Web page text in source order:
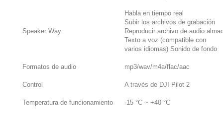
Speaker Way
Habla en tiempo real
Subir los archivos de grabación
Reproducir archivo de audio
Texto a voz (compatible con
varios idiomas) Sonido de fondo
Formatos de audio mp3/wav/m4a/flac/aac
Control A través de DJI Pilot 2
Temperatura de funcionamiento -15 °C ~ +40 °C